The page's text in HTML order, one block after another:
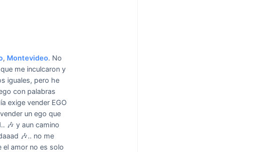
, Montevideo. No
me inculcaron y
iguales, pero he
con palabras
exige vender EGO
un ego que
🎶 y aun camino
🎶.. no me
el amor no es solo